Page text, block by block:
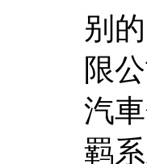
别
限
汽
羁